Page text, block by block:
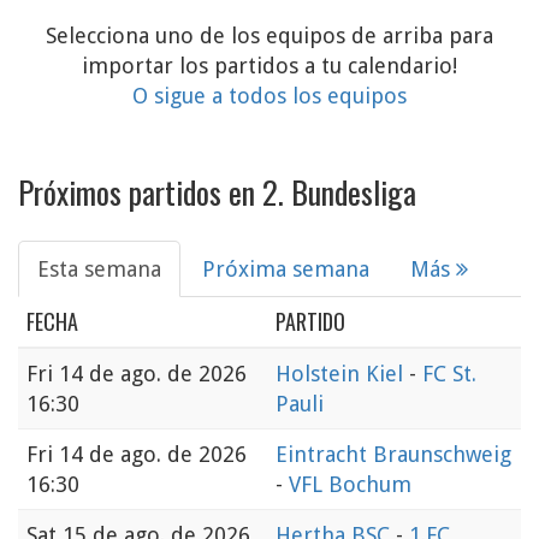
Selecciona uno de los equipos de arriba para
importar los partidos a tu calendario!
O sigue a todos los equipos
Próximos partidos en 2. Bundesliga
Esta semana Próxima semana Más
FECHA PARTIDO
Fri 14 de ago. de 2026
16:30
Holstein Kiel - FC St.
Pauli
Fri 14 de ago. de 2026
16:30
Eintracht Braunschweig
- VFL Bochum